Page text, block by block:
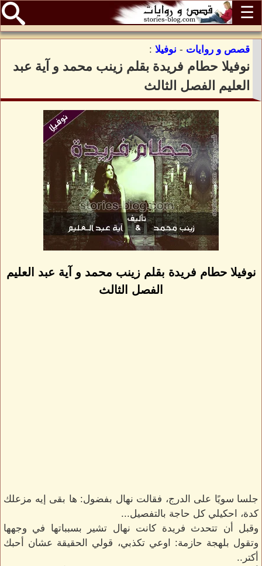
☰
قصص و روايات - نوفيلا :
نوفيلا حطام فريدة بقلم زينب محمد و آية عبد
العليم الفصل الثالث
نوفيلا حطام فريدة بقلم زينب محمد و آية عبد العليم
الفصل الثالث
جلسا سويًا على الدرج، فقالت نهال بفضول: ها بقى إيه مزعلك
كدة، احكيلي كل حاجة بالتفصيل...
وقبل أن تتحدث فريدة كانت نهال تشير بسبباتها في وجهها
وتقول بلهجة حازمة: اوعي تكذبي، قولي الحقيقة عشان أحبك
أكتر..